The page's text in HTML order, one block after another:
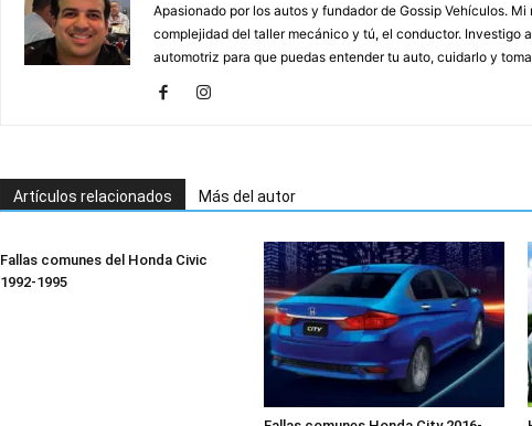
Apasionado por los autos y fundador de Gossip Vehículos.
complejidad del taller mecánico y tú, el conductor. Investigo
automotriz para que puedas entender tu auto, cuidarlo y
Artículos relacionados Más del autor
Fallas comunes del Honda Civic
1992-1995